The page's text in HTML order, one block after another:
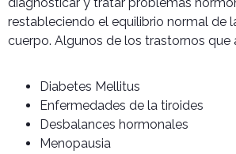
restableciendo el equilibrio normal de
cuerpo. Algunos de los trastornos que
Diabetes Mellitus
Enfermedades de la tiroides
Desbalances hormonales
Menopausia